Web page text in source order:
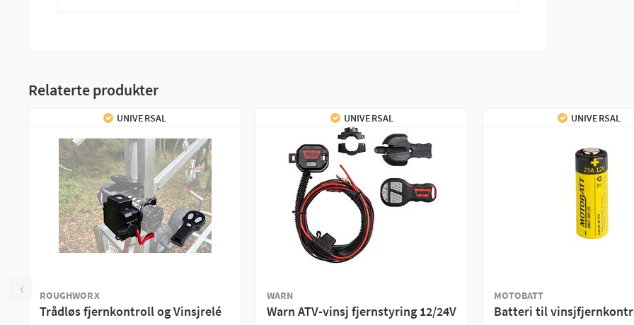
Relaterte produkter
UNIVERSAL
ROUGHWORX
Trådløs fjernkontroll og Vinsjrelé
UNIVERSAL
WARN
Warn ATV-vinsj fjernstyring 12/24V
UNIVERSAL
MOTOBATT
Batteri til